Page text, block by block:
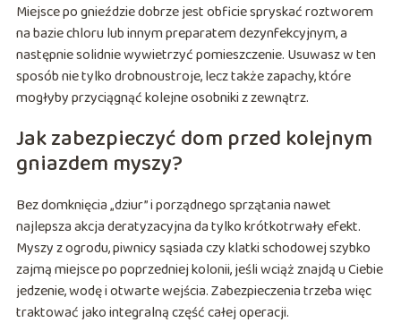
Miejsce po gnieździe dobrze jest obficie spryskać roztworem
na bazie chloru lub innym preparatem dezynfekcyjnym, a
następnie solidnie wywietrzyć pomieszczenie. Usuwasz w ten
sposób nie tylko drobnoustroje, lecz także zapachy, które
mogłyby przyciągnąć kolejne osobniki z zewnątrz.
Jak zabezpieczyć dom przed kolejnym
gniazdem myszy?
Bez domknięcia „dziur” i porządnego sprzątania nawet
najlepsza akcja deratyzacyjna da tylko krótkotrwały efekt.
Myszy z ogrodu, piwnicy sąsiada czy klatki schodowej szybko
zajmą miejsce po poprzedniej kolonii, jeśli wciąż znajdą u Ciebie
jedzenie, wodę i otwarte wejścia. Zabezpieczenia trzeba więc
traktować jako integralną część całej operacji.